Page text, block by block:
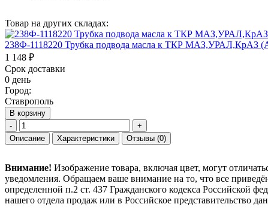
Товар на других складах:
238Ф-1118220 Трубка подвода масла к ТКР МАЗ,УРАЛ,КрАЗ
1 148 ₽
Срок доставки
0 день
Город:
Ставрополь
В корзину
-
+
Описание
Характеристики Отзывы (0)
Внимание! Изображение товара, включая цвет, могут
уведомления. Обращаем ваше внимание на то, что все
определенной п.2 ст. 437 Гражданского кодекса Российской
нашего отдела продаж или в Российское представительство